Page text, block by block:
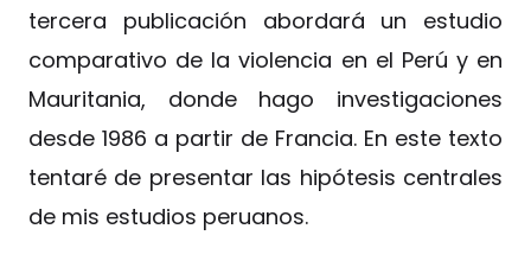
tercera publicación abordará un estudio
comparativo de la violencia en el Perú y en
Mauritania, donde hago investigaciones
desde 1986 a partir de Francia. En este texto
tentaré de presentar las hipótesis centrales
de mis estudios peruanos.